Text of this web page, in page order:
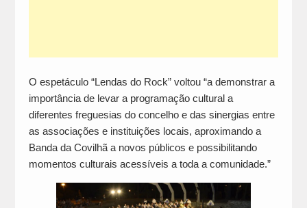
O espetáculo “Lendas do Rock” voltou “a demonstrar a
importância de levar a programação cultural a
diferentes freguesias do concelho e das sinergias entre
as associações e instituições locais, aproximando a
Banda da Covilhã a novos públicos e possibilitando
momentos culturais acessíveis a toda a comunidade.”